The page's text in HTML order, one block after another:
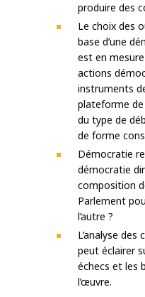
produire des
Le choix des
base d’une
est en
actions
instruments
plateforme
du type de
de forme
Démocratie
démocratie
composition
Parlement
l’autre ?
L’analyse des
peut éclairer
échecs et les
l’œuvre.